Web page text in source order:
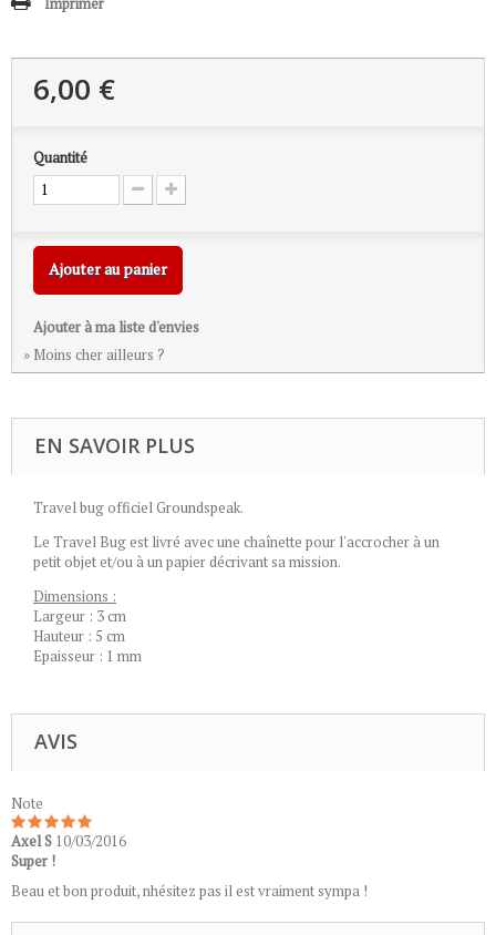
6,00 €
Quantité
Ajouter au panier
Ajouter à ma liste d'envies
» Moins cher ailleurs ?
EN SAVOIR PLUS
Travel bug officiel Groundspeak.
Le Travel Bug est livré avec une chaînette pour l'accrocher à un
petit objet et/ou à un papier décrivant sa mission.
Dimensions :
Largeur : 3 cm
Hauteur : 5 cm
Epaisseur : 1 mm
AVIS
Note
Axel S 10/03/2016
Super !
Beau et bon produit, nhésitez pas il est vraiment sympa !